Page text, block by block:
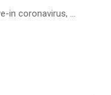
in coronavirus, ...